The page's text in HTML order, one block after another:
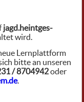
an der
JRBW69935
jagd.heintges-
wird.
Lernplattform
bitte an unseren
/ 8704942oder
.